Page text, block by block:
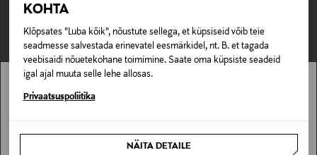
KOHTA
Klõpsates "Luba kõik", nõustute sellega, et küpsiseid võib teie
seadmesse salvestada erinevatel eesmärkidel, nt. B. et tagada
veebisaidi nõuetekohane toimimine. Saate oma küpsiste seadeid
igal ajal muuta selle lehe allosas.
Privaatsuspoliitika
NÄITA DETAILE
SOODUSTUS 40%
EMPORIO ARMANI
Chino-püksid Iconico
Discounted Price
119,40 € Original Price
199,90 €
SOODUSTUS 61%
EMPORIO ARMANI
Püksid
Stockmann pole Sinu riigis saadaval.